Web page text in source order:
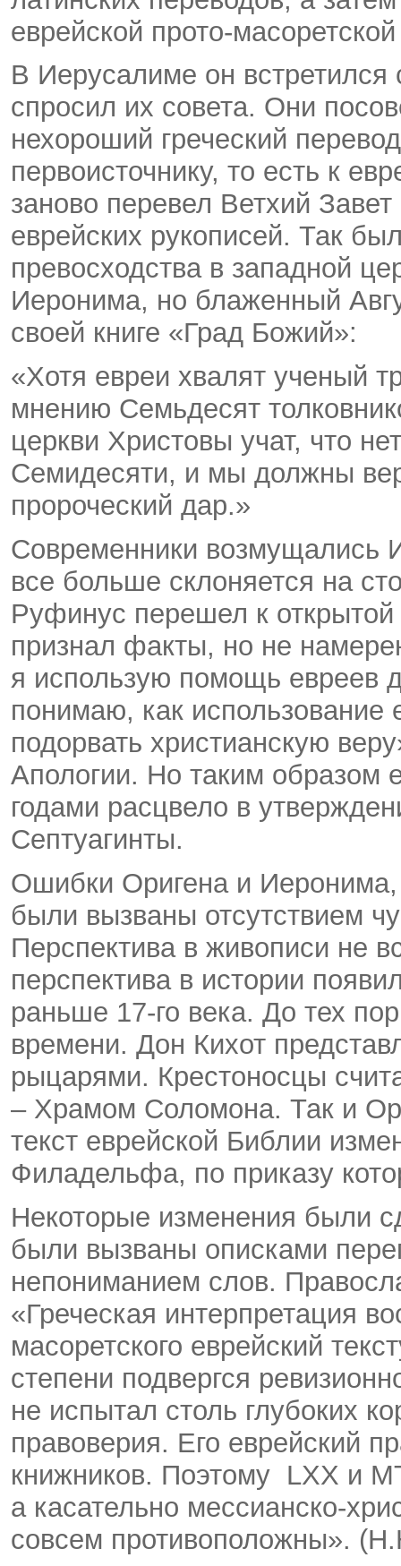
еврейской прото-
В Иерусалиме он
спросил их совета. Они
нехороший греческий
первоисточнику, то есть к
заново перевел Ветхий
еврейских рукописей. Так
превосходства в западной
Иеронима, но блаженный
своей книге «Град Божий»:
«Хотя евреи хвалят ученый
мнению Семьдесят
церкви Христовы учат, что
Семидесяти, и мы должны
пророческий дар.»
Современники возмущались
все больше склоняется на
Руфинус перешел к
признал факты, но не
я использую помощь евреев
понимаю, как использование
подорвать христианскую
Апологии. Но таким образом
годами расцвело в
Септуагинты.
Ошибки Оригена и
были вызваны отсутствием
Перспектива в живописи не
перспектива в истории
раньше 17-го века. До тех
времени. Дон Кихот
рыцарями. Крестоносцы
– Храмом Соломона. Так и
текст еврейской Библии
Филадельфа, по приказу
Некоторые изменения были
были вызваны описками
непониманием слов.
«Греческая интерпретация
масоретского еврейский
степени подвергся
не испытал столь глубоких
правоверия. Его еврейский
книжников. Поэтому LXX и
а касательно мессианско-
совсем противоположны».